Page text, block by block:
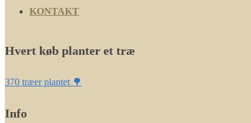
KONTAKT
Hvert køb planter et træ
370 træer plantet 🌳
Info